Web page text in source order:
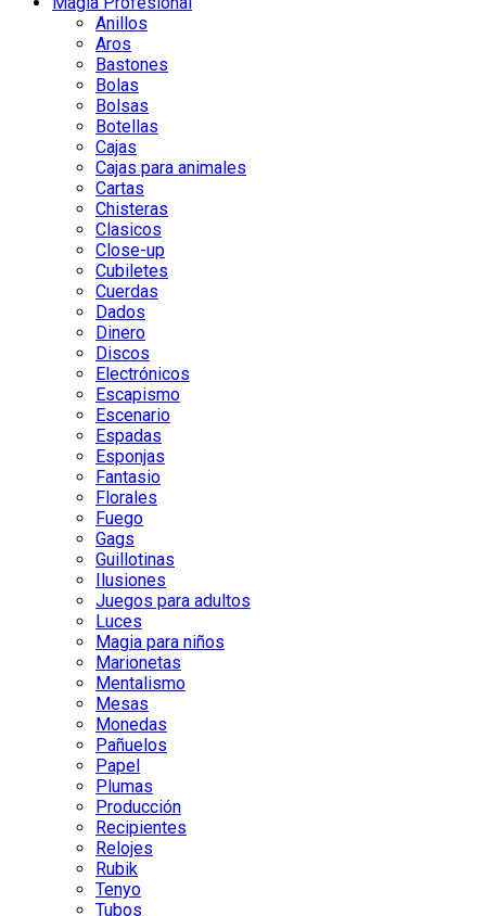
Anillos
Aros
Bastones
Bolas
Bolsas
Botellas
Cajas
Cajas para animales
Cartas
Chisteras
Clasicos
Close-up
Cubiletes
Cuerdas
Dados
Dinero
Discos
Electrónicos
Escapismo
Escenario
Espadas
Esponjas
Fantasio
Florales
Fuego
Gags
Guillotinas
Ilusiones
Juegos para adultos
Luces
Magia para niños
Marionetas
Mentalismo
Mesas
Monedas
Pañuelos
Papel
Plumas
Producción
Recipientes
Relojes
Rubik
Tenyo
Tubos